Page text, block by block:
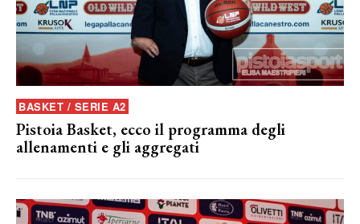
BASKET / SERIE A2
Pistoia Basket, ecco il programma degli
allenamenti e gli aggregati